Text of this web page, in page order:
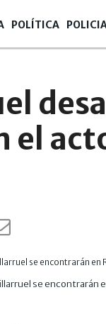
POLÍTICA
el
se encontrarán